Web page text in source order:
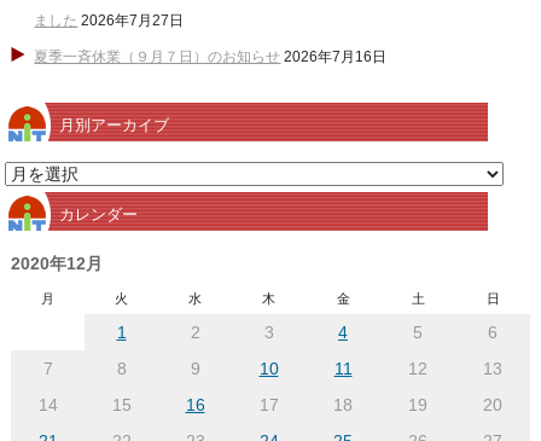
ました 2026年7月27日
夏季一斉休業（９月７日）のお知らせ 2026年7月16日
月別アーカイブ
月
別
ア
ー
カレンダー
2020年12月
月 火 水 木 金 土 日
1 2 3 4 5
6
7
8 9 10 11 12
13
14
15 16 17 18 19
20